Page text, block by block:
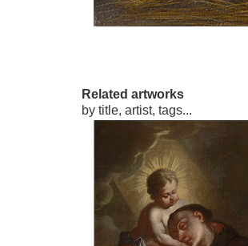
Related artworks
by title, artist, tags...